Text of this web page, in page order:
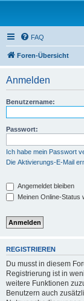
FAQ
Foren-Übersicht
Anmelden
Benutzername:
Passwort:
Ich habe mein Passwort
Die Aktivierungs-E-Mail
Angemeldet bleiben
Meinen Online-Status
REGISTRIEREN
Du musst in diesem
Registrierung ist in
weitere Funktionen
Benutzern auch